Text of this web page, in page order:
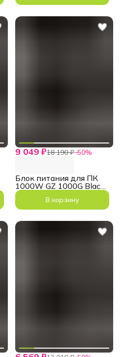
9 049 ₽18 190 ₽−50%
Блок питания для ПК
1000W GZ 1000G Black
ATX3.1 PCIe5.1
В корзину